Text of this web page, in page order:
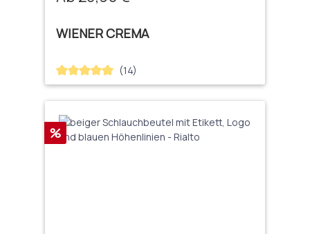
WIENER CREMA
Durchschnittliche Bewertung von 5 von 5 Sternen
(14)
Rabatt
%